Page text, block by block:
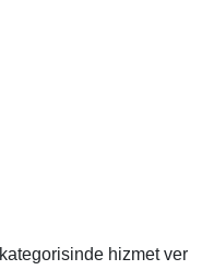
kategorisinde hizmet ver